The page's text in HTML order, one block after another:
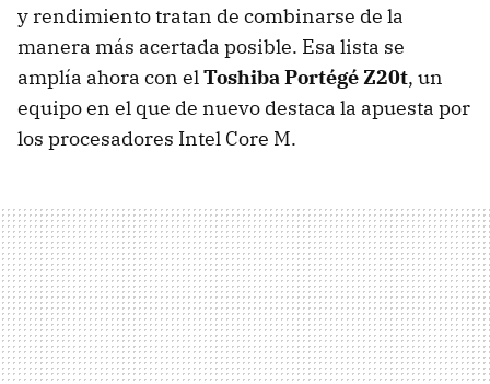
y rendimiento tratan de combinarse de la
manera más acertada posible. Esa lista se
amplía ahora con elToshiba Portégé Z20t, un
equipo en el que de nuevo destaca la apuesta por
los procesadores Intel Core M.